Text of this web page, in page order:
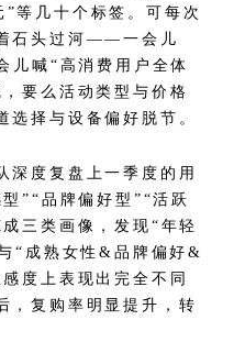
等几十个标签。可每次
石头过河——一会儿
儿喊“高消费用户全体
要么活动类型与价格
选择与设备偏好脱节。
深度复盘上一季度的用
”“品牌偏好型”“活跃
三类画像，发现“年轻
“成熟女性&品牌偏好&
度上表现出完全不同
，复购率明显提升，转